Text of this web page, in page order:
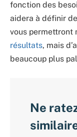
fonction des
aidera à définir
vous permettront
résultats, mais
beaucoup plus
Ne